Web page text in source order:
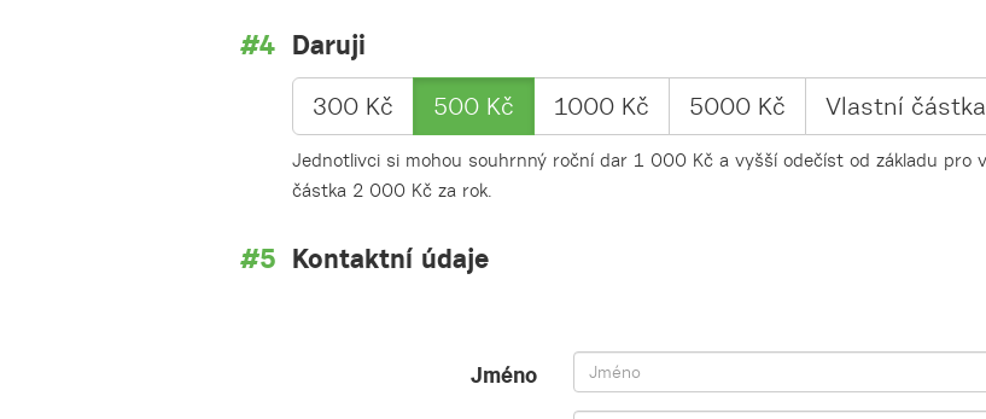
Daruji
300 Kč 500 Kč 1000 Kč 5000 Kč Vlastní částka
Jednotlivci si mohou souhrnný roční dar 1 000 Kč a vyšší odečíst od základu pro
částka 2 000 Kč za rok.
Kontaktní údaje
Jméno